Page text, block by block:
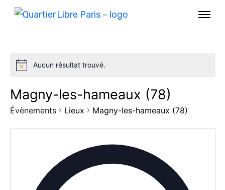
Aucun résultat trouvé.
Magny-les-hameaux (78)
Évènements Lieux Magny-les-hameaux (78)